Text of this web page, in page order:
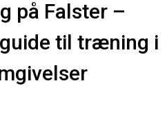
på Falster –
til træning i